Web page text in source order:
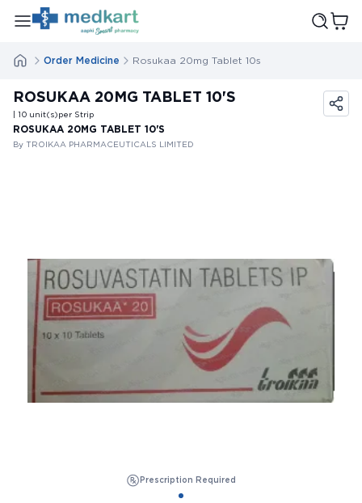
Order Medicine Rosukaa 20mg Tablet 10s
ROSUKAA 20MG TABLET 10'S
| 10 unit(s)per Strip
ROSUKAA 20MG TABLET 10'S
By TROIKAA PHARMACEUTICALS LIMITED
Prescription Required